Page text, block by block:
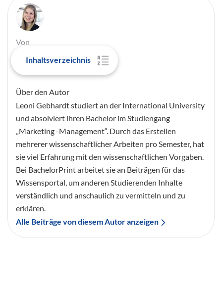
Inhaltsverzeichnis
Von
Leoni Gebhardt
Über den Autor
Leoni Gebhardt studiert an der International University
und absolviert ihren Bachelor im Studiengang
„Marketing -Management“. Durch das Erstellen
mehrerer wissenschaftlicher Arbeiten pro Semester, hat
sie viel Erfahrung mit den wissenschaftlichen Vorgaben.
Bei BachelorPrint arbeitet sie an Beiträgen für das
Wissensportal, um anderen Studierenden Inhalte
verständlich und anschaulich zu vermitteln und zu
erklären.
Alle Beiträge von diesem Autor anzeigen